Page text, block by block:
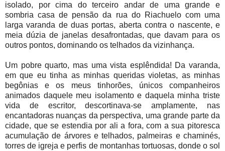
isolado, por cima do terceiro andar de uma grande e
sombria casa de pensão da rua do Riachuelo com uma
larga varanda de duas portas, aberta contra o nascente, e
meia dúzia de janelas desafrontadas, que davam para os
outros pontos, dominando os telhados da vizinhança.
Um pobre quarto, mas uma vista esplêndida! Da varanda,
em que eu tinha as minhas queridas violetas, as minhas
begônias e os meus tinhorões, únicos companheiros
animados daquele meu isolamento e daquela minha triste
vida de escritor, descortinava-se amplamente, nas
encantadoras nuanças da perspectiva, uma grande parte da
cidade, que se estendia por ali a fora, com a sua pitoresca
acumulação de árvores e telhados, palmeiras e chaminés,
torres de igreja e perfis de montanhas tortuosas, donde o sol